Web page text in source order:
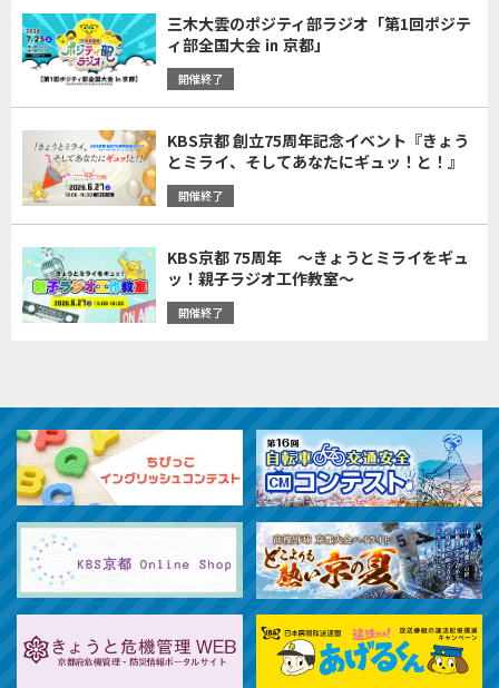
三木大雲のポジティ部ラジオ「第1回ポジテ
ィ部全国大会 ㏌ 京都」
開催終了
KBS京都 創立75周年記念イベント『きょう
とミライ、そしてあなたにギュッ！と！』
開催終了
KBS京都 75周年 ～きょうとミライをギュ
ッ！親子ラジオ工作教室～
開催終了